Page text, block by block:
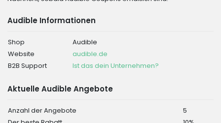
Audible Informationen
Shop
Audible
Website
audible.de
B2B Support
Ist das dein Unternehmen?
Aktuelle Audible Angebote
Anzahl der Angebote
5